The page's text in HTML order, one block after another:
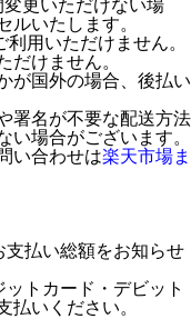
更いただけない場
ルいたします。
用いただけません。
けません。
が国外の場合、後払い
署名が不要な配送方法
い場合がございます。
い合わせは楽天市場ま
払い総額をお知らせ
トカード・デビット
払いください。